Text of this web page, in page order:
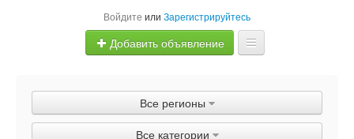
Войдите или Зарегистрируйтесь
Добавить объявление
Объявления
Все регионы
Все категории